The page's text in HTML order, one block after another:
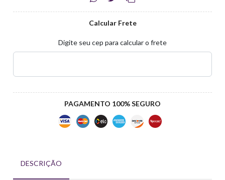
Calcular Frete
Digite seu cep para calcular o frete
PAGAMENTO 100% SEGURO
DESCRIÇÃO